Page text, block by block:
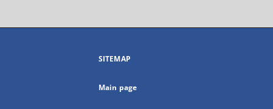
SITEMAP
Main page